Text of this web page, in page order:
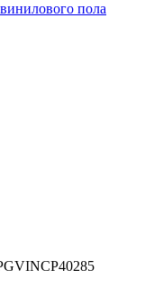
пола